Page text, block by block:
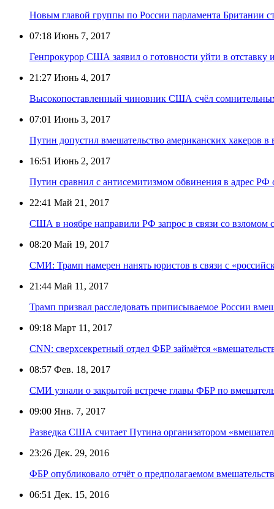
Новым главой группы по России парламента Британии
07:18 Июнь 7, 2017
Генпрокурор США заявил о готовности уйти в отставку
21:27 Июнь 4, 2017
Высокопоставленный чиновник США счёл
07:01 Июнь 3, 2017
Путин допустил вмешательство американских хакеров
16:51 Июнь 2, 2017
Путин сравнил с антисемитизмом обвинения в адрес
22:41 Май 21, 2017
США в ноябре направили РФ запрос в связи со взломом
08:20 Май 19, 2017
СМИ: Трамп намерен нанять юристов в связи с
21:44 Май 11, 2017
Трамп призвал расследовать приписываемое России
09:18 Март 11, 2017
CNN: сверхсекретный отдел ФБР займётся
08:57 Фев. 18, 2017
СМИ узнали о закрытой встрече главы ФБР по
09:00 Янв. 7, 2017
Разведка США считает Путина организатором
23:26 Дек. 29, 2016
ФБР опубликовало отчёт о предполагаемом
06:51 Дек. 15, 2016